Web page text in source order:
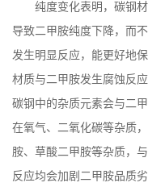
纯度变化表明，碳钢
导致二甲胺纯度下降，而
发生明显反应，能更好地
材质与二甲胺发生腐蚀反
碳钢中的杂质元素会与二
在氧气、二氧化碳等杂质
胺、草酸二甲胺等杂质，
反应均会加剧二甲胺品质